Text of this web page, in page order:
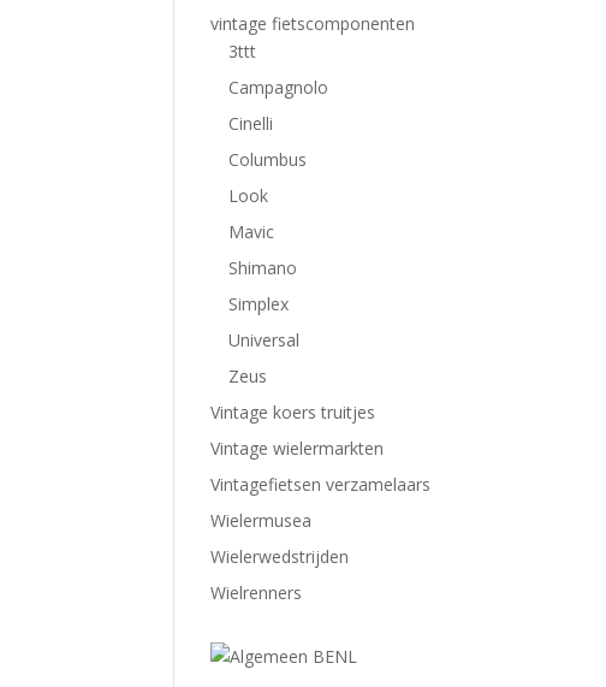
vintage fietscomponenten
3ttt
Campagnolo
Cinelli
Columbus
Look
Mavic
Shimano
Simplex
Universal
Zeus
Vintage koers truitjes
Vintage wielermarkten
Vintagefietsen verzamelaars
Wielermusea
Wielerwedstrijden
Wielrenners